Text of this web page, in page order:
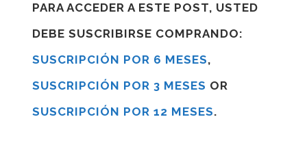
PARA ACCEDER A ESTE POST, USTED
DEBE SUSCRIBIRSE COMPRANDO:
SUSCRIPCIÓN POR 6 MESES,
SUSCRIPCIÓN POR 3 MESES OR
SUSCRIPCIÓN POR 12 MESES.